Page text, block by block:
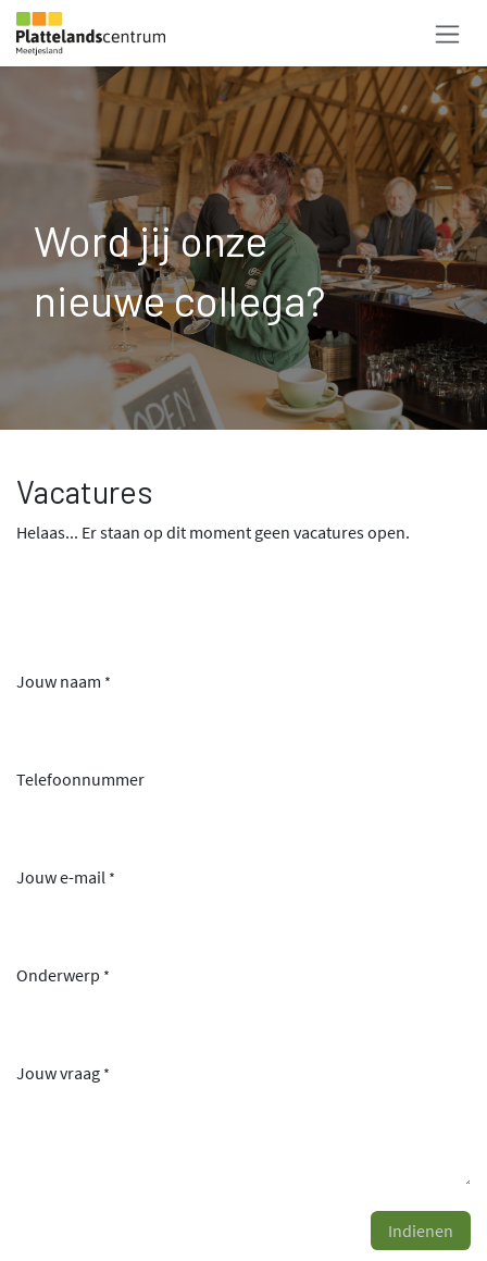
Overslaan naar inhoud
Word jij onze
nieuwe collega?
Vacatures
Helaas... Er staan op dit moment geen vacatures open.
Jouw naam *
Telefoonnummer
Jouw e-mail *
Onderwerp *
Jouw vraag *
Indienen